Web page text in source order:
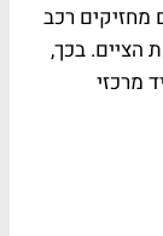
מחזיקים רכב
הציים. בכך,
מרכזי